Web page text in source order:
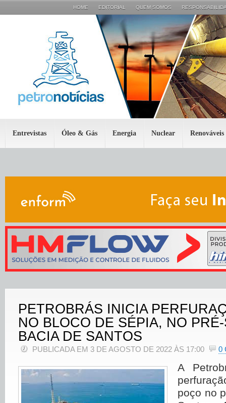
HOME EDITORIAL QUEM SOMOS
Entrevistas Óleo & Gás Energia Nuclear Renováveis
PETROBRÁS INICIA
NO BLOCO DE SÉPIA, NO
BACIA DE SANTOS
PUBLICADA EM 3 DE AGOSTO DE 2022 ÀS 17:00 0
A
poço no